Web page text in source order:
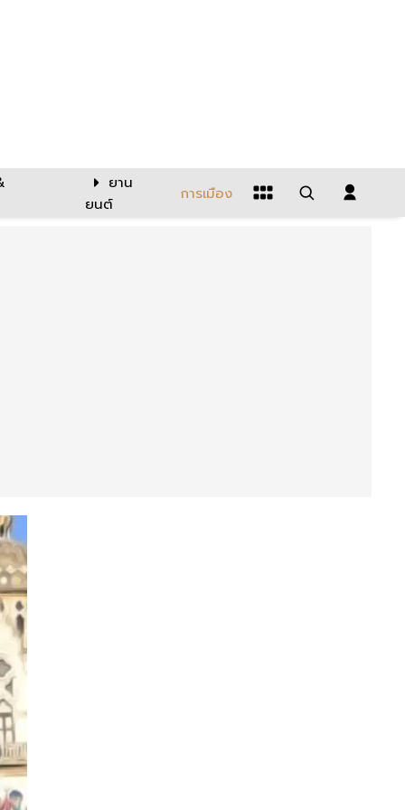
ยาน
ยนต์
การเมือง